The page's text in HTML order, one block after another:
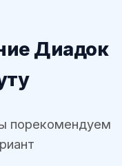
Диадок
порекомендуем